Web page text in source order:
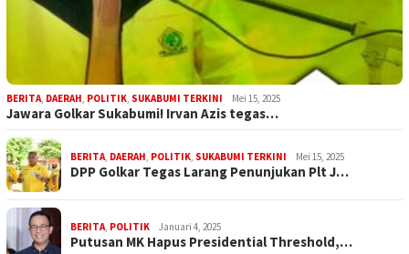
BERITA, DAERAH, POLITIK, SUKABUMI TERKINI Mei 15, 2025
Jawara Golkar Sukabumi! Irvan Azis tegas…
BERITA, DAERAH, POLITIK, SUKABUMI TERKINI Mei 15, 2025
DPP Golkar Tegas Larang Penunjukan Plt J…
BERITA, POLITIK Januari 4, 2025
Putusan MK Hapus Presidential Threshold,…